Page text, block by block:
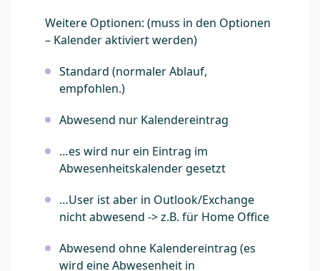
Weitere Optionen: (muss in den Optionen
– Kalender aktiviert werden)
Standard (normaler Ablauf,
empfohlen.)
Abwesend nur Kalendereintrag
…es wird nur ein Eintrag im
Abwesenheitskalender gesetzt
…User ist aber in Outlook/Exchange
nicht abwesend -> z.B. für Home Office
Abwesend ohne Kalendereintrag (es
wird eine Abwesenheit in